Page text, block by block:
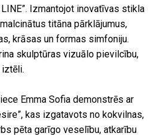
Izmantojot inovatīvas stikla
titāna pārklājumus,
krāsas un formas simfoniju.
skulptūras vizuālo pievilcību,
Emma Sofia demonstrēs ar
kas izgatavots no kokvilnas,
pēta garīgo veselību, atkarību